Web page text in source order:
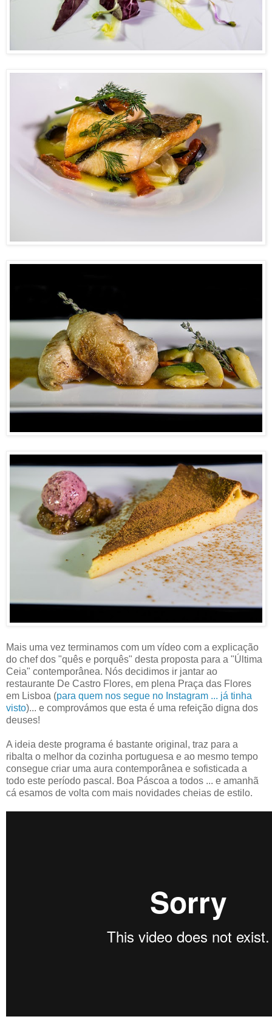
Mais uma vez terminamos com um vídeo com a explicação
do chef dos "quês e porquês" desta proposta para a "Última
Ceia" contemporânea. Nós decidimos ir jantar ao
restaurante De Castro Flores, em plena Praça das Flores
em Lisboa (para quem nos segue no Instagram ... já tinha
visto)... e comprovámos que esta é uma refeição digna dos
deuses!
A ideia deste programa é bastante original, traz para a
ribalta o melhor da cozinha portuguesa e ao mesmo tempo
consegue criar uma aura contemporânea e sofisticada a
todo este período pascal. Boa Páscoa a todos ... e amanhã
cá esamos de volta com mais novidades cheias de estilo.